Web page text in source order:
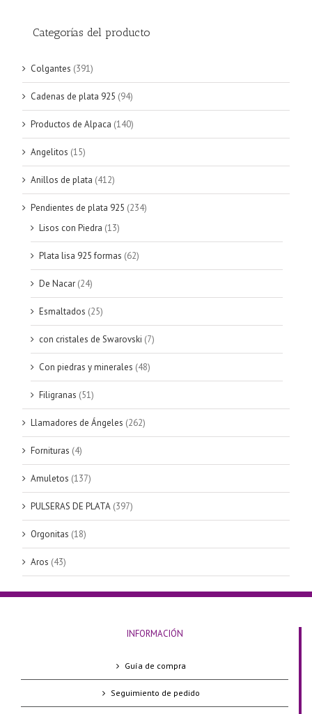
Categorías del producto
Colgantes (391)
Cadenas de plata 925 (94)
Productos de Alpaca (140)
Angelitos (15)
Anillos de plata (412)
Pendientes de plata 925 (234)
Lisos con Piedra (13)
Plata lisa 925 formas (62)
De Nacar (24)
Esmaltados (25)
con cristales de Swarovski (7)
Con piedras y minerales (48)
Filigranas (51)
Llamadores de Ángeles (262)
Fornituras (4)
Amuletos (137)
PULSERAS DE PLATA (397)
Orgonitas (18)
Aros (43)
INFORMACIÓN
Guía de compra
Seguimiento de pedido